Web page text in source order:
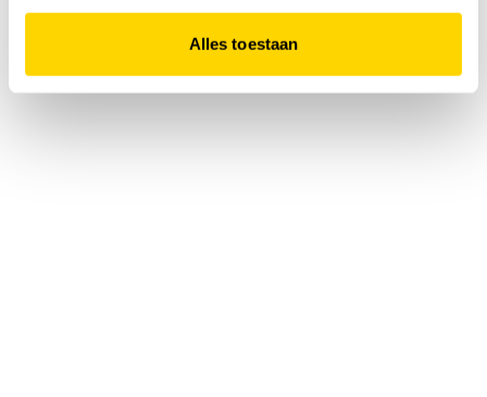
Alles toestaan